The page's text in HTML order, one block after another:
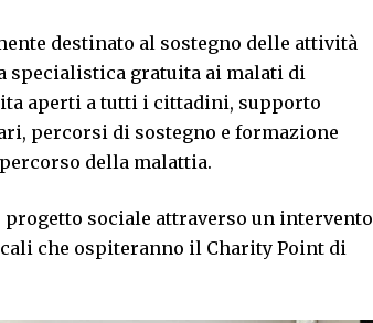
destinato al sostegno delle attività
specialistica gratuita ai malati di
aperti a tutti i cittadini, supporto
percorsi di sostegno e formazione
della malattia.
sociale attraverso un intervento
che ospiteranno il Charity Point di